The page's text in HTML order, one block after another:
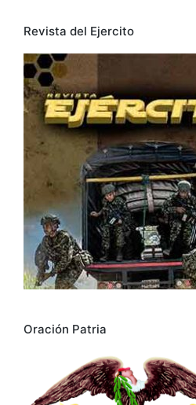
Revista del Ejercito
Oración Patria